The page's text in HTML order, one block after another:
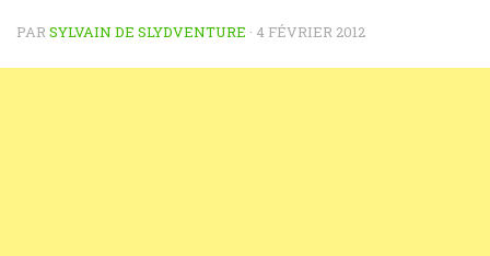
PARSYLVAIN DE SLYDVENTURE · 4 FÉVRIER 2012